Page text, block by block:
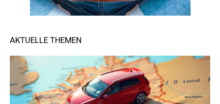
AKTUELLE THEMEN